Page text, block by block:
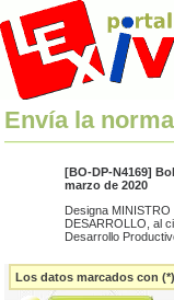
Envía la
[BO-DP-N4169]
marzo de 2020
Designa MINISTRO
DESARROLLO, al
Desarrollo
Los datos marcados con